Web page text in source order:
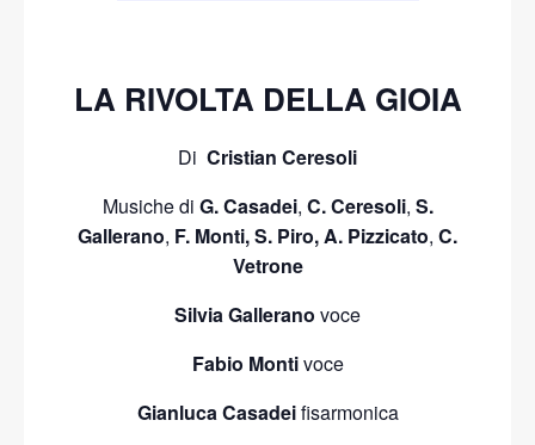
LA RIVOLTA DELLA GIOIA
Di Cristian Ceresoli
Musiche di G. Casadei, C. Ceresoli, S.
Gallerano, F. Monti, S. Piro, A. Pizzicato, C.
Vetrone
Silvia Gallerano voce
Fabio Montivoce
Gianluca Casadeifisarmonica